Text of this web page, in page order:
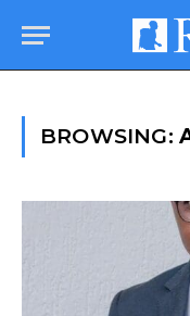
BROWSING: